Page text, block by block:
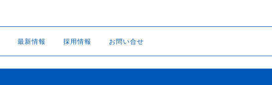
最新情報 採用情報 お問い合せ